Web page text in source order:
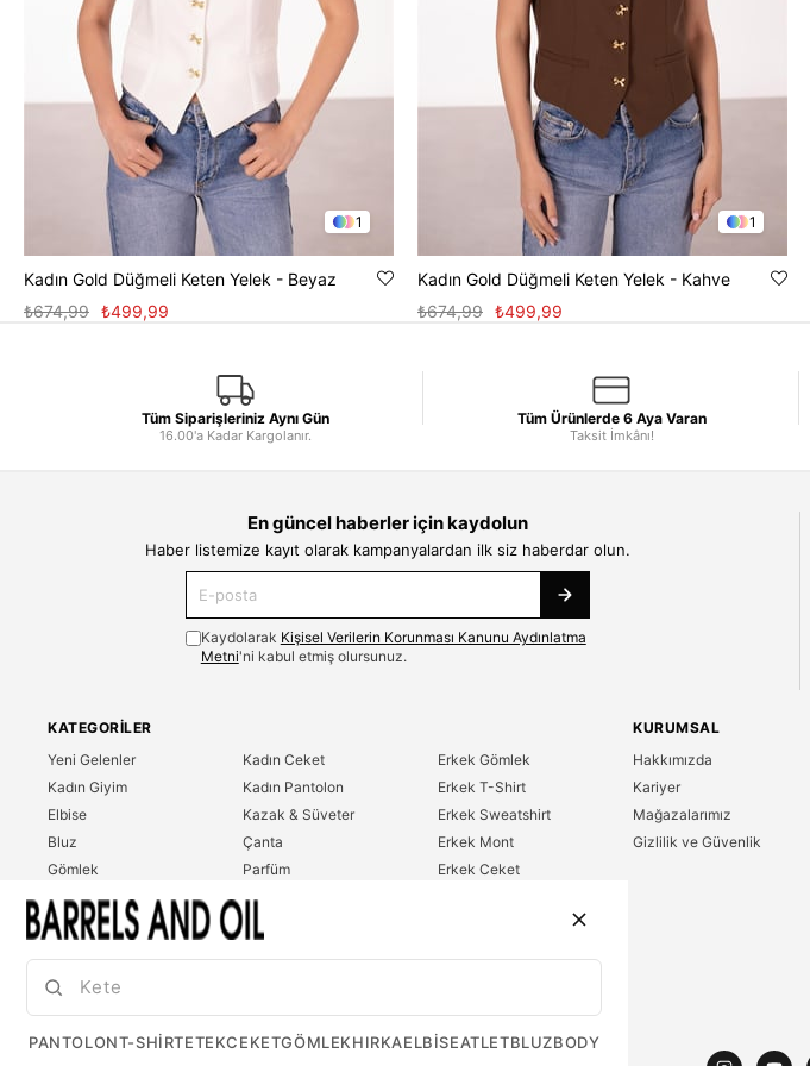
1
Kadın Gold Düğmeli Keten Yelek - Beyaz
₺499,99
₺674,99
1
Kadın Gold Düğmeli Keten Yelek - Kahve
₺499,99
₺674,99
Tüm Siparişleriniz Aynı Gün
16.00'a Kadar Kargolanır.
Tüm Ürünlerde 6 Aya Varan
Taksit İmkânı!
En güncel haberler için kaydolun
Haber listemize kayıt olarak kampanyalardan ilk siz haberdar olun.
Kaydolarak Kişisel Verilerin Korunması Kanunu Aydınlatma
Metni'ni kabul etmiş olursunuz.
KATEGORILER
Yeni Gelenler
Kadın Giyim
Elbise
Bluz
Gömlek
T-Shirt
Sweatshirt
Kadın Ceket
Kadın Pantolon
Kazak & Süveter
Çanta
Parfüm
Erkek Giyim
Erkek Gömlek
Erkek T-Shirt
Erkek Sweatshirt
Erkek Mont
Erkek Ceket
KURUMSAL
Hakkımızda
Kariyer
Mağazalarımız
Gizlilik ve Güvenlik
PANTOLONT-SHIRTETEKCEKETGÖMLEKHIRKAELBISEATLETBLUZBODY